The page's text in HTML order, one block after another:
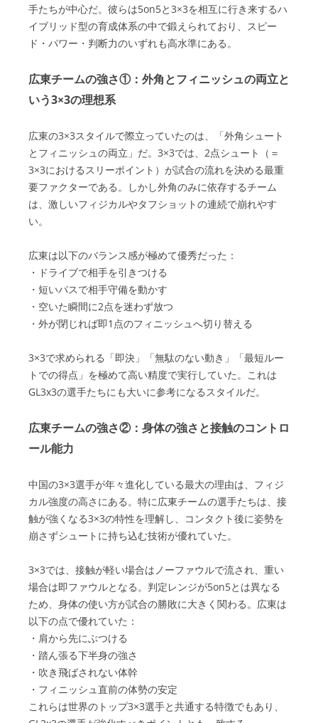
手たちが中心だ。彼らは5on5と3×3を相互に行き来するハ
イブリッド型の育成体系の中で鍛えられており、スピー
ド・パワー・判断力のいずれも高水準にある。
広東チームの強さ①：外角とフィニッシュの両立と
いう3×3の理想系
広東の3×3スタイルで際立っていたのは、「外角シュート
とフィニッシュの両立」だ。3×3では、2点シュート（＝
3×3におけるスリーポイント）が試合の流れを決める最重
要ファクターである。しかし外角のみに依存するチーム
は、激しいフィジカルやタフショットの連続で崩れやす
い。
広東は以下のバランス感が極めて優秀だった：
・ドライブで相手を引きつける
・短いパスで相手守備を動かす
・空いた瞬間に2点を迷わず放つ
・外が閉じれば即1点のフィニッシュへ切り替える
3×3で求められる「即決」「無駄のない動き」「最短ルー
トでの得点」を極めて高い精度で実行していた。これは
GL3x3の選手たちにも大いに参考になるスタイルだ。
広東チームの強さ②：身体の強さと接触のコントロ
ール能力
中国の3×3選手が年々進化している最大の理由は、フィジ
カル強度の高さにある。特に広東チームの選手たちは、接
触が強くなる3×3の特性を理解し、コンタクト後に姿勢を
崩さずシュートに持ち込む技術が優れていた。
3×3では、接触が軽い場合はノーファウルで流され、重い
場合は即ファウルとなる。判定レンジが5on5とは異なる
ため、身体の使い方が試合の勝敗に大きく関わる。広東は
以下の点で優れていた：
・肩から先にぶつける
・踏ん張る下半身の強さ
・吹き飛ばされない体幹
・フィニッシュ直前の体勢の安定
これらは世界のトップ3×3選手と共通する特徴でもあり、